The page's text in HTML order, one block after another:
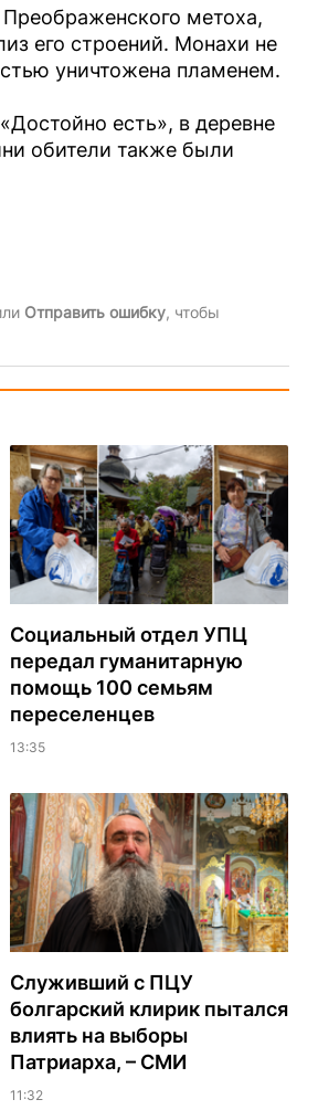
метоха,
его строений. Монахи не
уничтожена пламенем.
есть», в деревне
обители также были
Отправить ошибку, чтобы
Социальный отдел УПЦ
передал гуманитарную
помощь 100 семьям
переселенцев
13:35
Служивший с ПЦУ
болгарский клирик пытался
влиять на выборы
Патриарха, – СМИ
11:32